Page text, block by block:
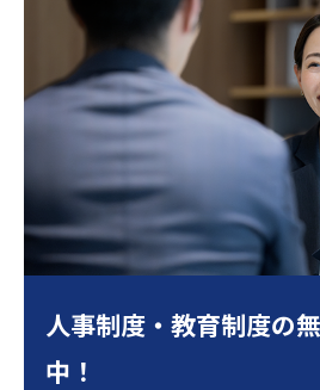
人事制度・教育制度の
中！